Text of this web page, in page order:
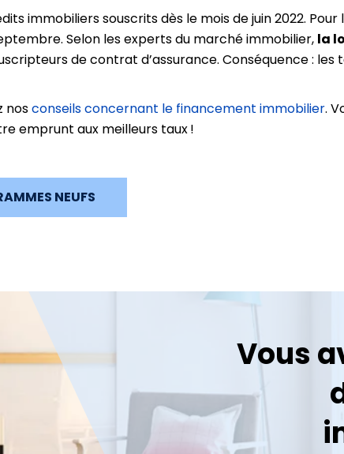
immobiliers souscrits dès le mois de juin 2022.
Selon les experts du marché immobilier, la
de contrat d’assurance. Conséquence : les
nosconseils concernant le financement immobilier.
emprunt aux meilleurs taux !
NEUFS
Vous